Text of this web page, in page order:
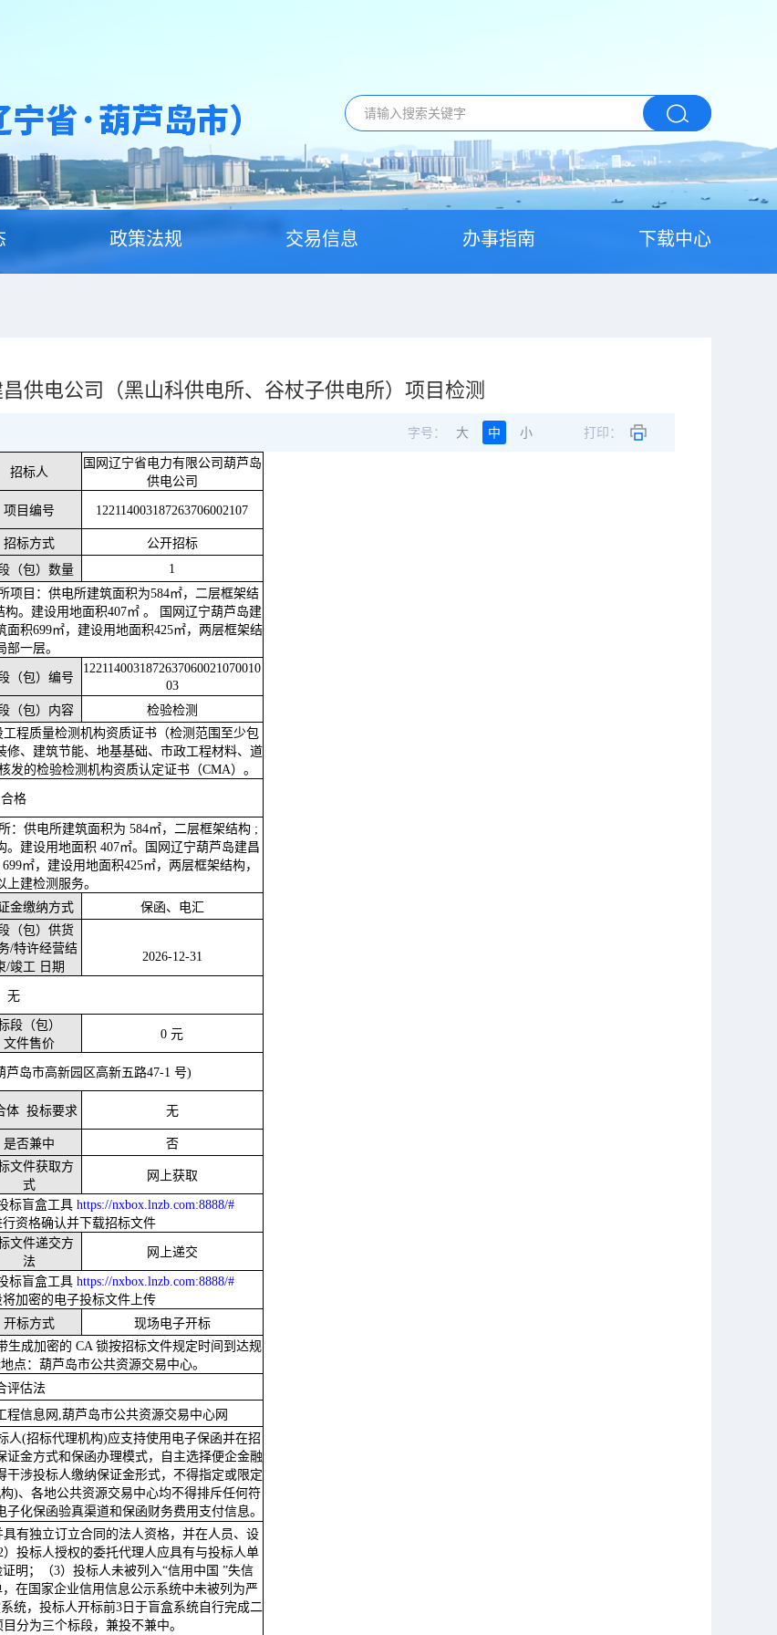
政策法规 交易信息 办事指南 下载中心
供电公司（黑山科供电所、谷杖子供电所）项目检测
字号： 大 中 小 打印：
招标人
国网辽宁省电力有限公司葫芦岛
供电公司
项目编号 122114003187263706002107
招标方式
公开招标
（包）数量 1
项目：供电所建筑面积为584㎡，二层框架结
。建设用地面积407㎡ 。 国网辽宁葫芦岛建
积699㎡，建设用地面积425㎡，两层框架结
部一层。
（包）编号
1221140031872637060021070010
03
（包）内容 检验检测
程质量检测机构资质证书（检测范围至少包
、建筑节能、地基基础、市政工程材料、道
发的检验检测机构资质认定证书（CMA）。
合格
：供电所建筑面积为 584㎡，二层框架结构 ;
。建设用地面积 407㎡。
国网辽宁葫芦岛建昌
699㎡，建设用地面积425㎡，两层框架结构，
上建检测服务。
金缴纳方式
保函、电汇
（包）供货
/特许经营结
/竣工 日期
2026-12-31
无
段（包）
文件售价
0 元
芦岛市高新园区高新五路47-1 号)
体 投标要求 无
是否兼中
否
文件获取方
式
网上获取
标盲盒工具 https://nxbox.lnzb.com:8888/#
资格确认并下载招标文件
文件递交方
法
网上递交
标盲盒工具 https://nxbox.lnzb.com:8888/#
加密的电子投标文件上传
开标方式 现场电子开标
生成加密的 CA 锁按招标文件规定时间到达规
点：葫芦岛市公共资源交易中心。
评估法
程信息网,葫芦岛市公共资源交易中心网
人(招标代理机构)应支持使用电子保函并在招
金方式和保函办理模式，自主选择便企金融
涉投标人缴纳保证金形式，不得指定或限定
)、各地公共资源交易中心均不得排斥任何符
化保函验真渠道和保函财务费用支付信息。
有独立订立合同的法人资格，并在人员、设
）投标人授权的委托代理人应具有与投标人单
明；（3）投标人未被列入“信用中国 ”失信
在国家企业信用信息公示系统中未被列为严
统，投标人开标前3日于盲盒系统自行完成二
分为三个标段，兼投不兼中。